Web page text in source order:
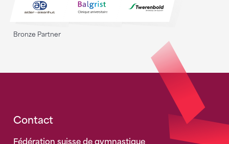
Bronze Partner
Fusszeile
Contact
Fédération suisse de gymnastique